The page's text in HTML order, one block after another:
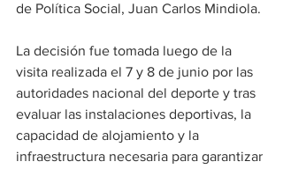
de Política Social, Juan Carlos Mindiola.
La decisión fue tomada luego de la
visita realizada el 7 y 8 de junio por las
autoridades nacional del deporte y tras
evaluar las instalaciones deportivas, la
capacidad de alojamiento y la
infraestructura necesaria para garantizar